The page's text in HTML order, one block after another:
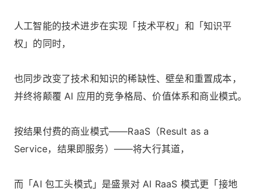
人工智能的技术进步在实现「技术平权」和「知识平
权」的同时，
也同步改变了技术和知识的稀缺性、壁垒和重置成本，
并终将颠覆 AI 应用的竞争格局、价值体系和商业模式。
按结果付费的商业模式——RaaS（Result as a
Service，结果即服务）——将大行其道，
而「AI 包工头模式」是盛景对 AI RaaS 模式更「接地